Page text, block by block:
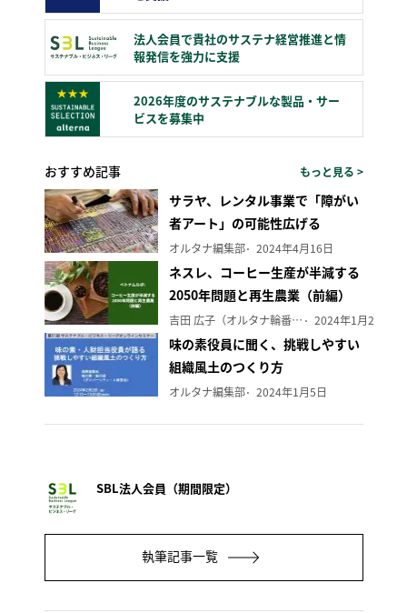
法人会員で貴社のサステナ経営推進と情
報発信を強力に支援
2026年度のサステナブルな製品・サー
ビスを募集中
おすすめ記事 もっと見る >
サラヤ、レンタル事業で「障がい
者アート」の可能性広げる
オルタナ編集部 2024年4月16日
ネスレ、コーヒー生産が半減する
2050年問題と再生農業（前編）
吉田 広子（オルタナ輪番編集長） 2024年1月29日
味の素役員に聞く、挑戦しやすい
組織風土のつくり方
オルタナ編集部 2024年1月5日
SBL法人会員（期間限定）
執筆記事一覧